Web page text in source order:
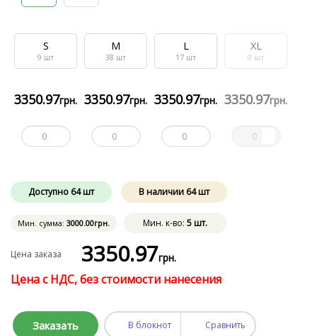
S
9 шт
3350.97грн.
M
38 шт
3350.97грн.
L
17 шт
3350.97грн.
XL
0 шт
3350.97грн.
Доступно 64 шт В наличии 64шт
Мин. сумма: 3000.00грн. Мин. к-во: 5 шт.
Цена заказа 3350.97грн.
Цена с НДС, без стоимости нанесения
Заказать В блокнот Сравнить